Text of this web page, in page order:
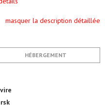
masquer la description détaillée
HÉBERGEMENT